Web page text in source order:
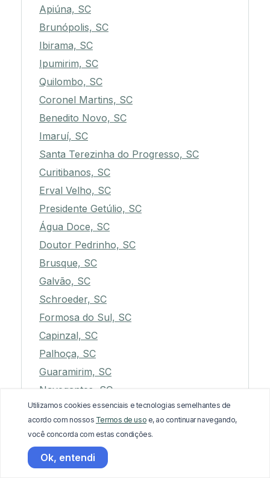
Apiúna, SC
Brunópolis, SC
Ibirama, SC
Ipumirim, SC
Quilombo, SC
Coronel Martins, SC
Benedito Novo, SC
Imaruí, SC
Santa Terezinha do Progresso, SC
Curitibanos, SC
Erval Velho, SC
Presidente Getúlio, SC
Água Doce, SC
Doutor Pedrinho, SC
Brusque, SC
Galvão, SC
Schroeder, SC
Formosa do Sul, SC
Capinzal, SC
Palhoça, SC
Guaramirim, SC
Navegantes, SC
Massaranduba, SC
Pouso Redondo, SC
Joaçaba, SC
Itapoá, SC
Utilizamos cookies essenciais e tecnologias semelhantes de
acordo com nossos Termos de uso e, ao continuar navegando,
você concorda com estas condições.
Ok, entendi